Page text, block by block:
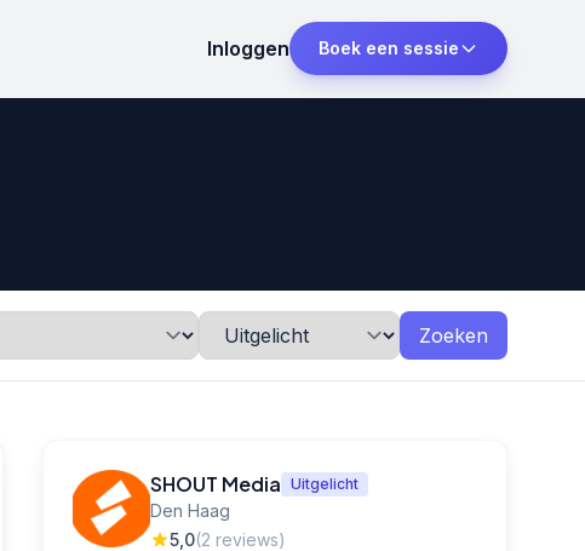
Inloggen Boek een sessie
Zoeken
SHOUT Media Uitgelicht
Den Haag
5,0(2 reviews)